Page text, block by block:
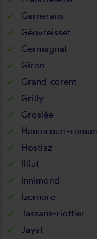
Garnerans
Géovreisset
Germagnat
Giron
Grand-corent
Grilly
Groslée
Hautecourt-
Hostiaz
Illiat
Innimond
Izernore
Jassans-riottier
Jayat